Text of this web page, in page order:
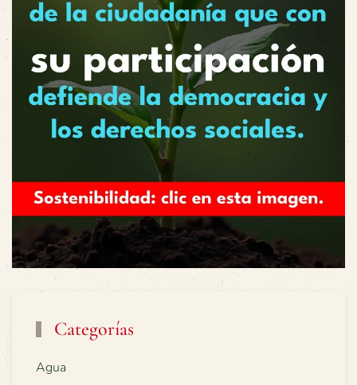
Categorías
Agua